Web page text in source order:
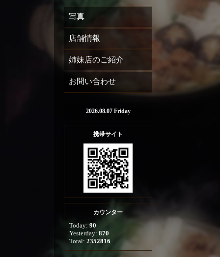
写真
店舗情報
姉妹店のご紹介
お問い合わせ
2026.08.07 Friday
携帯サイト
カウンター
Today: 90
Yesterday: 870
Total: 2352816